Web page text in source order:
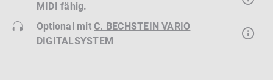
MIDI fähig.
Optional mitC. BECHSTEIN VARIO
DIGITALSYSTEM